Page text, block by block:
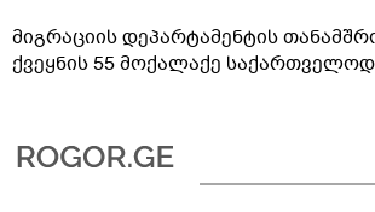
მიგრაციის დეპარტამენტის
ქვეყნის 55 მოქალაქე